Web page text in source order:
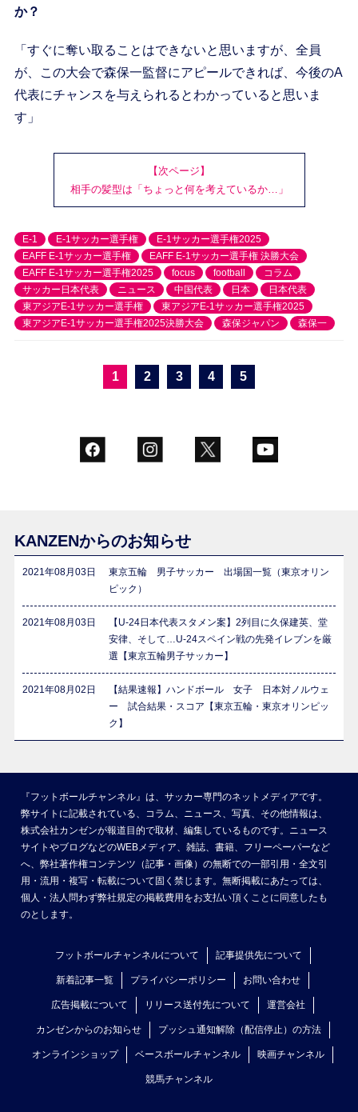
か？
「すぐに奪い取ることはできないと思いますが、全員
が、この大会で森保一監督にアピールできれば、今後のA
代表にチャンスを与えられるとわかっていると思いま
す」
【次ページ】
相手の髪型は「ちょっと何を考えているか…」
E-1 E-1サッカー選手権
E-1サッカー選手権2025
EAFF E-1サッカー選手権
EAFF E-1サッカー選手権 決勝大会
EAFF E-1サッカー選手権2025
focus football
コラム
サッカー日本代表
ニュース 中国代表 日本
日本代表
東アジアE-1サッカー選手権
東アジアE-1サッカー選手権2025
東アジアE-1サッカー選手権2025決勝大会
森保ジャパン 森保一
1 2 3 4 5
KANZENからのお知らせ
2021年08月03日
東京五輪 男子サッカー 出場国一覧（東京オリン
ピック）
2021年08月03日
【U-24日本代表スタメン案】2列目に久保建英、堂
安律、そして…U-24スペイン戦の先発イレブンを厳
選【東京五輪男子サッカー】
2021年08月02日
【結果速報】ハンドボール 女子 日本対ノルウェ
ー 試合結果・スコア【東京五輪・東京オリンピッ
ク】
『フットボールチャンネル』は、サッカー専門のネットメディアです。
弊サイトに記載されている、コラム、ニュース、写真、その他情報は、
株式会社カンゼンが報道目的で取材、編集しているものです。ニュース
サイトやブログなどのWEBメディア、雑誌、書籍、フリーペーパーなど
へ、弊社著作権コンテンツ（記事・画像）の無断での一部引用・全文引
用・流用・複写・転載について固く禁じます。無断掲載にあたっては、
個人・法人問わず弊社規定の掲載費用をお支払い頂くことに同意したも
のとします。
フットボールチャンネルについて 記事提供先について
新着記事一覧 プライバシーポリシー お問い合わせ
広告掲載について リリース送付先について 運営会社
カンゼンからのお知らせ プッシュ通知解除（配信停止）の方法
オンラインショップ ベースボールチャンネル 映画チャンネル
競馬チャンネル